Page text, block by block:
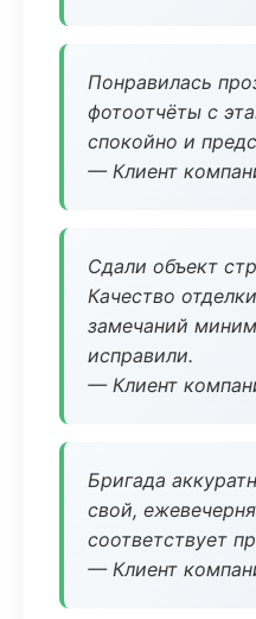
Понравилась
фотоотчёты с
спокойно и
— Клиент
Сдали объект
Качество
замечаний
исправили.
— Клиент
Бригада
свой,
соответствует
— Клиент